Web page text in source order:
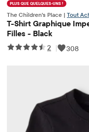
PLUS QUE QUELQUES-UNS !
The Children's Place | Tout
T-Shirt Graphique
Filles - Black
2 | 308